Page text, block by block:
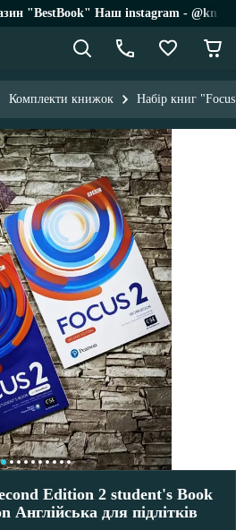
"BestBook" Наш instagram -
Комплекти книжок Набір книг
Edition 2 student's Book
для підлітків